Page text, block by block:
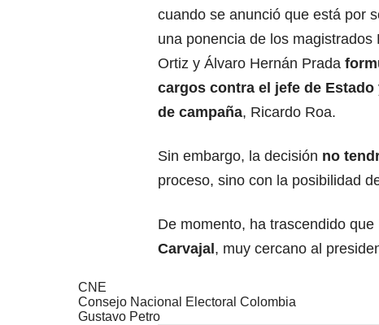
cuando se anunció que está por
una ponencia de los magistrados
Ortiz y Álvaro Hernán Prada
cargos contra el jefe de Estado
de campaña, Ricardo Roa.
Sin embargo, la decisión no
proceso, sino con la posibilidad
De momento, ha trascendido que
Carvajal , muy cercano al
CNE
Consejo Nacional Electoral Colombia
Gustavo Petro